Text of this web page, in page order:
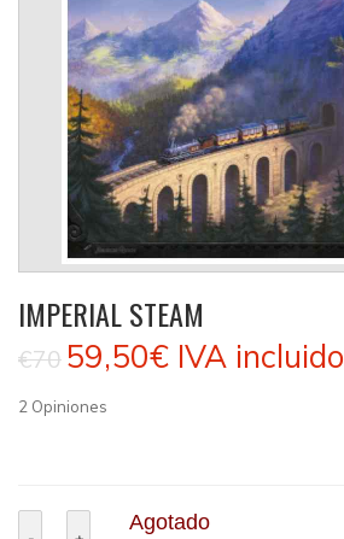
IMPERIAL STEAM
€70 59,50€ IVA incluido
2 Opiniones
Agotado